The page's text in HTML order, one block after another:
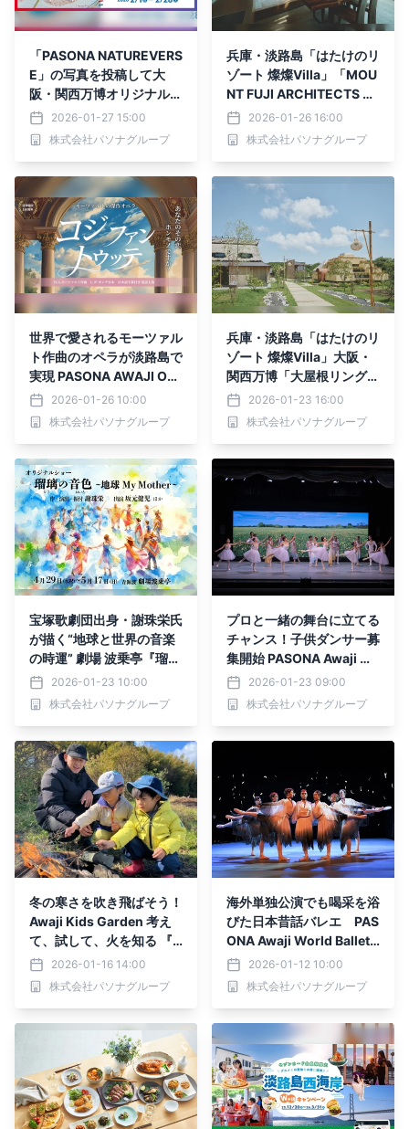
「PASONA NATUREVERS
E」の写真を投稿して大
阪・関西万博オリジナルグ
ッズが当たる！ 万博あり
がとう企画第2弾「“あの
日の思い出を振り返ろう ”I
ン」2月1日（日）より開
催！
2026-01-27 15:00
株式会社パソナグループ
兵庫・淡路島「はたけのリ
ゾート 燦燦Villa」「MOU
NT FUJI ARCHITECTS ST
UDIO」原田真宏氏を迎え
『燦燦Villa グランドオー
プニングイベント』2月21
2026-01-26 16:00
株式会社パソナグループ
世界で愛されるモーツァル
ト作曲のオペラが淡路島で
実現 PASONA AWAJI OP
ERA COMPANY「コジ・
ファン・トゥッテ」日本語
字幕付き原語上演 6月6
2026-01-26 10:00
株式会社パソナグループ
兵庫・淡路島「はたけのリ
ゾート 燦燦Villa」大阪・
関西万博「大屋根リング」
建築家 藤本壮介氏を招い
た『燦燦Villa グランドオ
ープニングイベント』2月
2026-01-23 16:00
株式会社パソナグループ
宝塚歌劇団出身・謝珠栄氏
が描く“地球と世界の音楽
の時運” 劇場 波乗亭『瑠璃
の音色～地球My Mother
～』4月29日より上演
2026-01-23 10:00
株式会社パソナグループ
プロと一緒の舞台に立てる
チャンス！子供ダンサー募
集開始 PASONA Awaji W
orld Ballet presents『鶴
の恩返し～いのちへの感謝
と平和への願いを込めて
2026-01-23 09:00
株式会社パソナグループ
冬の寒さを吹き飛ばそう！
Awaji Kids Garden 考え
て、試して、火を知る 『F
ireスペシャル』 2月21日
～23日開催！
2026-01-16 14:00
株式会社パソナグループ
海外単独公演でも喝采を浴
びた日本昔話バレエ PAS
ONA Awaji World Ballet
presents 『鶴の恩返し～
いのちへの感謝と平和への
願いを込めて～』再演決
2026-01-12 10:00
株式会社パソナグループ